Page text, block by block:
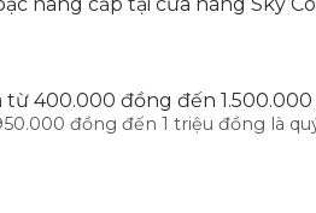
400.000 đồng đến
đồng đến 1 triệu đồng là